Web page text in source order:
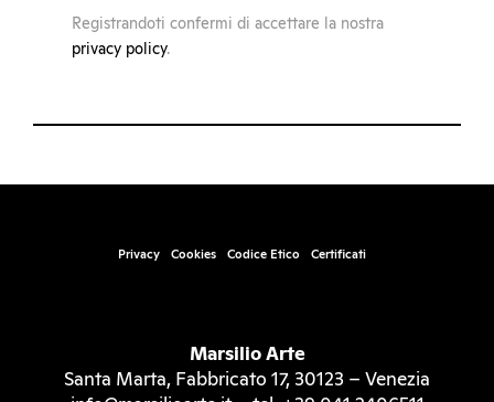
Registrandoti confermi di accettare la nostra
privacy policy.
Privacy Cookies Codice Etico Certificati
Marsilio Arte
Santa Marta, Fabbricato 17, 30123 – Venezia